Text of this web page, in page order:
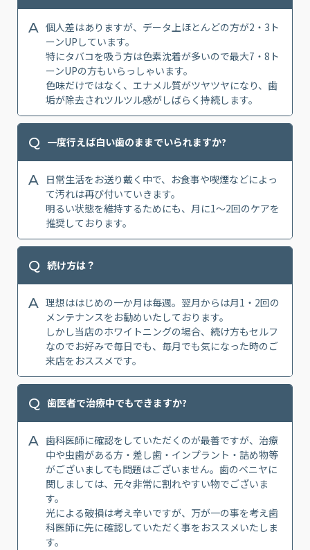
A 個人差はありますが、データ上ほとんどの方が2・3ト
ーンUPしています。
特にタバコを吸う方は色素沈着が多いので最大7・8ト
ーンUPの方もいらっしゃいます。
色味だけではなく、エナメル質がツヤツヤになり、歯
垢が除去されツルツル感がしばらく持続します。
Q 一度行えば白い歯のままでいられますか?
A
日常生活をお送り戴く中で、お食事や喫煙などによっ
て汚れは再び付いていきます。
明るい状態を維持するためにも、月に1〜2回のケアを
推奨しております。
Q 続け方は？
A 理想ははじめの一か月は毎週。翌月からは月1・2回の
メンテナンスをお勧めいたしております。
しかし当店のホワイトニングの場合、続け方もセルフ
なのでお好みで毎日でも、毎月でも気になった時のご
来店をおススメです。
Q 歯医者で治療中でもできますか?
A 歯科医師に確認をしていただくのが最善ですが、治療
中や虫歯がある方・差し歯・インプラント・詰め物等
がございましても問題はございません。歯のベニヤに
関しましては、元々非常に割れやすい物でございま
す。
光による破損は考え辛いですが、万が一の事を考え歯
科医師に先に確認していただく事をおススメいたしま
す。